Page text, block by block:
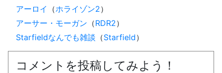
アーロイ
（ホライゾン2）
アーサー・モーガン （RDR2）
Starfieldなんでも雑談 （Starfield）
コメントを投稿してみよう！